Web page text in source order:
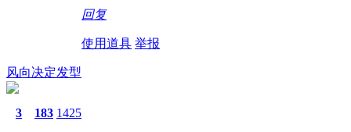
回复
使用道具 举报
风向决定发型
3 183 1425